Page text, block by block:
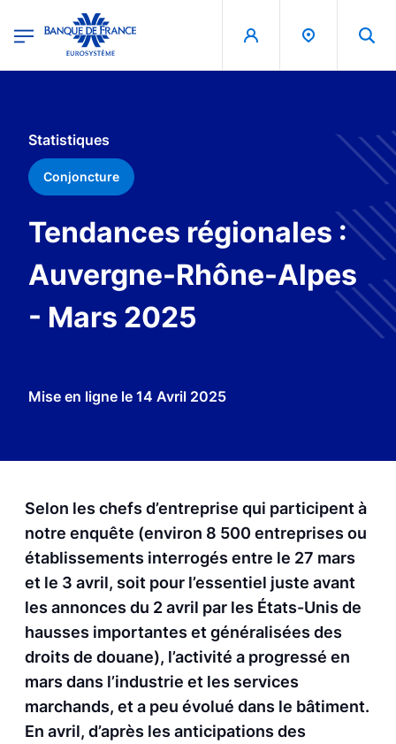
Banque de France - Menu Principal
Statistiques
Conjoncture
Tendances régionales :
Auvergne-Rhône-Alpes
- Mars 2025
Mise en ligne le 14 Avril 2025
Selon les chefs d’entreprise qui participent à
notre enquête (environ 8 500 entreprises ou
établissements interrogés entre le 27 mars
et le 3 avril, soit pour l’essentiel juste avant
les annonces du 2 avril par les États-Unis de
hausses importantes et généralisées des
droits de douane), l’activité a progressé en
mars dans l’industrie et les services
marchands, et a peu évolué dans le bâtiment.
En avril, d’après les anticipations des